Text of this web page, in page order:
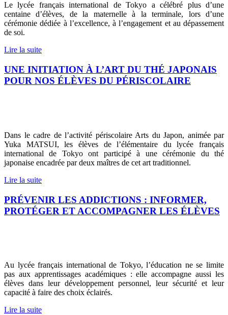
Le lycée français international de Tokyo a célébré plus d’une
centaine d’élèves, de la maternelle à la terminale, lors d’une
cérémonie dédiée à l’excellence, à l’engagement et au dépassement
de soi.
Lire la suite
UNE INITIATION À L’ART DU THÉ JAPONAIS
POUR NOS ÉLÈVES DU PÉRISCOLAIRE
Dans le cadre de l’activité périscolaire Arts du Japon, animée par
Yuka MATSUI, les élèves de l’élémentaire du lycée français
international de Tokyo ont participé à une cérémonie du thé
japonaise encadrée par deux maîtres de cet art traditionnel.
Lire la suite
PRÉVENIR LES ADDICTIONS : INFORMER,
PROTÉGER ET ACCOMPAGNER LES ÉLÈVES
Au lycée français international de Tokyo, l’éducation ne se limite
pas aux apprentissages académiques : elle accompagne aussi les
élèves dans leur développement personnel, leur sécurité et leur
capacité à faire des choix éclairés.
Lire la suite